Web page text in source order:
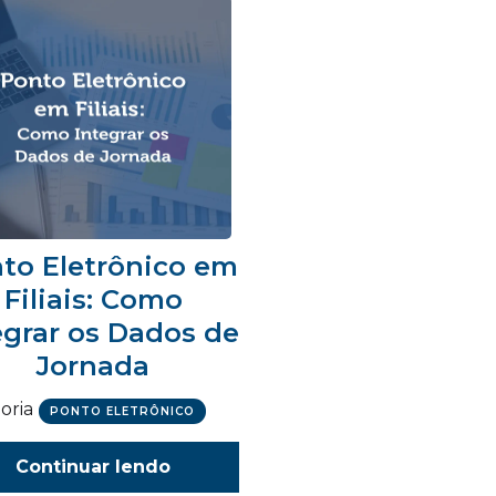
Eletrônico em
Filiais: Como
os Dados de
Jornada
PONTO ELETRÔNICO
Continuar lendo